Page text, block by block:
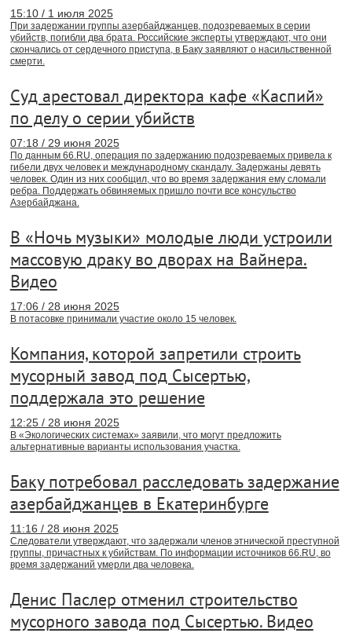
15:10 / 1 июля 2025
При задержании группы азербайджанцев, подозреваемых в серии
убийств, погибли два брата. Российские эксперты утверждают, что они
скончались от сердечного приступа, в Баку заявляют о насильственной
смерти.
Суд арестовал директора кафе «Каспий»
по делу о серии убийств
07:18 / 29 июня 2025
По данным 66.RU, операция по задержанию подозреваемых привела к
гибели двух человек и международному скандалу. Задержаны девять
человек. Один из них сообщил, что во время задержания ему сломали
ребра. Поддержать обвиняемых пришло почти все консульство
Азербайджана.
В «Ночь музыки» молодые люди устроили
массовую драку во дворах на Вайнера.
Видео
17:06 / 28 июня 2025
В потасовке принимали участие около 15 человек.
Компания, которой запретили строить
мусорный завод под Сысертью,
поддержала это решение
12:25 / 28 июня 2025
В «Экологических системах» заявили, что могут предложить
альтернативные варианты использования участка.
Баку потребовал расследовать задержание
азербайджанцев в Екатеринбурге
11:16 / 28 июня 2025
Следователи утверждают, что задержали членов этнической преступной
группы, причастных к убийствам. По информации источников 66.RU, во
время задержаний умерли два человека.
Денис Паслер отменил строительство
мусорного завода под Сысертью. Видео